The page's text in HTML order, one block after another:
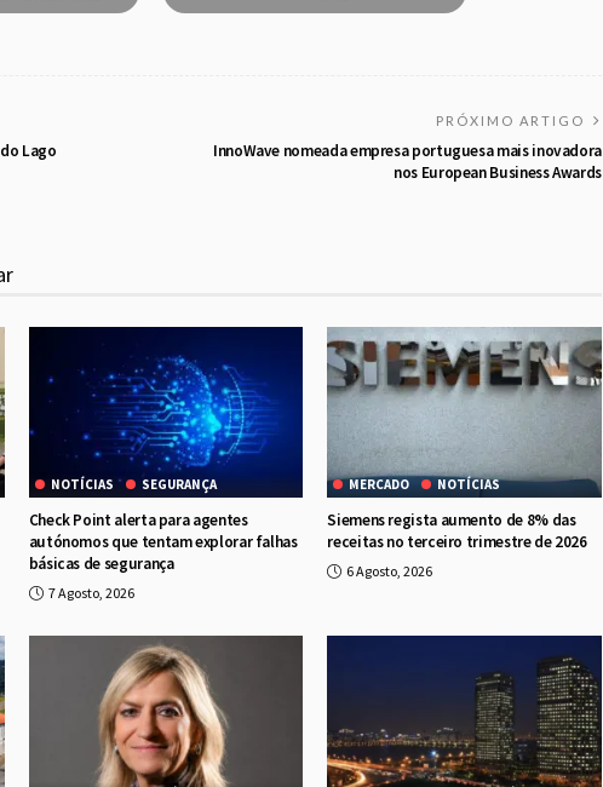
Lago
PRÓXIMO ARTIGO
InnoWave nomeada empresa portuguesa mais inovadora
nos European Business Awards
NOTÍCIAS SEGURANÇA
Check Point alerta para agentes
autónomos que tentam explorar falhas
básicas de segurança
7 Agosto, 2026
MERCADO NOTÍCIAS
Siemens regista aumento de 8% das
receitas no terceiro trimestre de 2026
6 Agosto, 2026